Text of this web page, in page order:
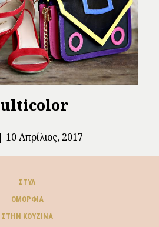
10 Απρίλιος, 2017
ΣΤΥΛ
ΟΜΟΡΦΙΆ
ΣΤΗΝ ΚΟΥΖΊΝΑ